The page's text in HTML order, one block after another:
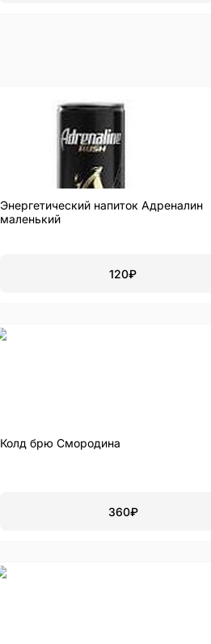
Энергетический напиток Адреналин
маленький
120₽
Колд брю Смородина
360₽